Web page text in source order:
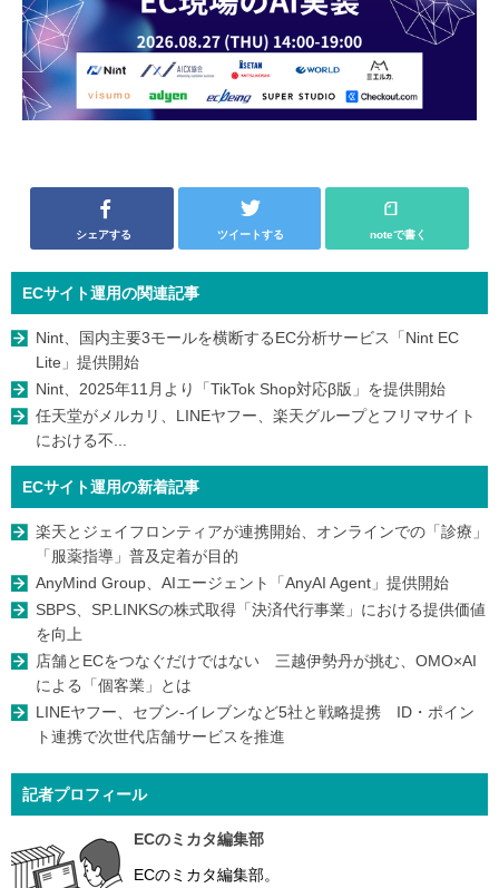
シェアする ツイートする noteで書く
ECサイト運用の関連記事
Nint、国内主要3モールを横断するEC分析サービス「Nint EC
Lite」提供開始
Nint、2025年11月より「TikTok Shop対応β版」を提供開始
任天堂がメルカリ、LINEヤフー、楽天グループとフリマサイト
における不...
ECサイト運用の新着記事
楽天とジェイフロンティアが連携開始、オンラインでの「診療」
「服薬指導」普及定着が目的
AnyMind Group、AIエージェント「AnyAI Agent」提供開始
SBPS、SP.LINKSの株式取得「決済代行事業」における提供価値
を向上
店舗とECをつなぐだけではない 三越伊勢丹が挑む、OMO×AI
による「個客業」とは
LINEヤフー、セブン-イレブンなど5社と戦略提携 ID・ポイン
ト連携で次世代店舗サービスを推進
記者プロフィール
ECのミカタ編集部
ECのミカタ編集部。